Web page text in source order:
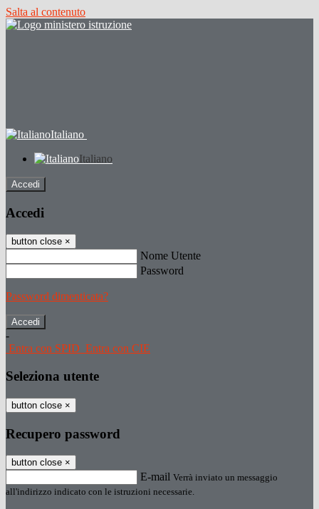
Salta al contenuto
Italiano
Italiano
Accedi
Accedi
button close ×
Nome Utente
Password
Password dimenticata?
-
Entra con SPID Entra con CIE
Seleziona utente
button close ×
Recupero password
button close ×
E-mail Verrà inviato un messaggio
all'indirizzo indicato con le istruzioni necessarie.